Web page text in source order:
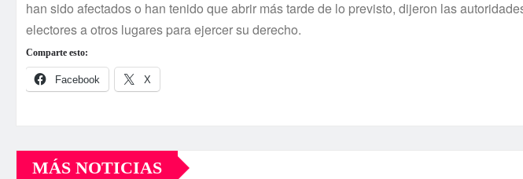
han sido afectados o han tenido que abrir más tarde de lo previsto, dijeron las
electores a otros lugares para ejercer su derecho.
Comparte esto:
Facebook X
MÁS NOTICIAS